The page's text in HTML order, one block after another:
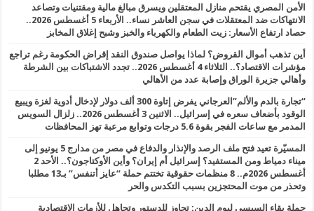
الأمن المصري يقتحم منازل المعتقلين ويسرق مبالغ مالية ومقتنيات وتصاعد
الانتهاكات ضد المعتقلات في سجن العاشر نساء.. الأربعاء 5 أغسطس 2026..
حصاد ارتفاع الأسعار: زيت الطعام والكهرباء والخبز وشبح إغلاق المخابز
أين تذهب أموال القروض؟ لماذا يواصل صندوق النقد إقراض الحكومة رغم تراجع
مؤشرات الاقتصاد؟.. الثلاثاء 4 أغسطس 2026.. تجدد الاشتباكات بين الشرطة
وأهالي جزيرة الوراق وإصابة عدد من الأهالي
“تجارة بالدم والألم”العرجاني يفرض إتاوة 300 ألف دولار لإدخال أدوية لغزة ويبيع
الوقود بأضعاف سعره في إسرائيل.. الاثنين 3 أغسطس 2026.. زلزال السويس
المدمر مع ساعات الفجر بقوة 5.6 درجات وتوابع مرعبة تهز المحافظات
المسيّرة تعيد فتح ملف الرصد والإنذار والدفاع في مصر من مدارج 5 يونيو إلى
ميناء دمياط ومن المستفيد؟ إسرائيل أم إيران؟ وأين الأوكتاجون؟.. الأحد 2
أغسطس 2026م.. 8 منظمات حقوقية تختتم حملة “عايز أتنفس” بـ13 مطلبا
وتحذر من موت المحتجزين بسبب التكدس والحر
حملة بقاء السيسي ليوم الدين: تجاوز للدستور وتجاهل للأزمات الاقتصادية